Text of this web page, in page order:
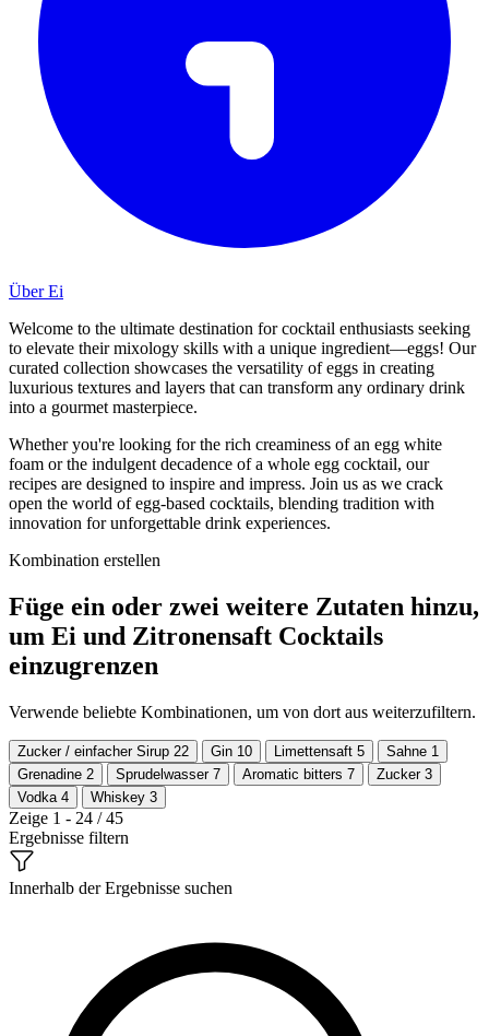
Über Ei
Welcome to the ultimate destination for cocktail enthusiasts seeking
to elevate their mixology skills with a unique ingredient—eggs! Our
curated collection showcases the versatility of eggs in creating
luxurious textures and layers that can transform any ordinary drink
into a gourmet masterpiece.
Whether you're looking for the rich creaminess of an egg white
foam or the indulgent decadence of a whole egg cocktail, our
recipes are designed to inspire and impress. Join us as we crack
open the world of egg-based cocktails, blending tradition with
innovation for unforgettable drink experiences.
Kombination erstellen
Füge ein oder zwei weitere Zutaten hinzu,
um Ei und Zitronensaft Cocktails
einzugrenzen
Verwende beliebte Kombinationen, um von dort aus weiterzufiltern.
Zucker / einfacher Sirup 22 Gin 10 Limettensaft 5 Sahne 1
Grenadine 2 Sprudelwasser 7 Aromatic bitters 7 Zucker 3
Vodka 4 Whiskey 3
Zeige 1 - 24 / 45
Ergebnisse filtern
Innerhalb der Ergebnisse suchen